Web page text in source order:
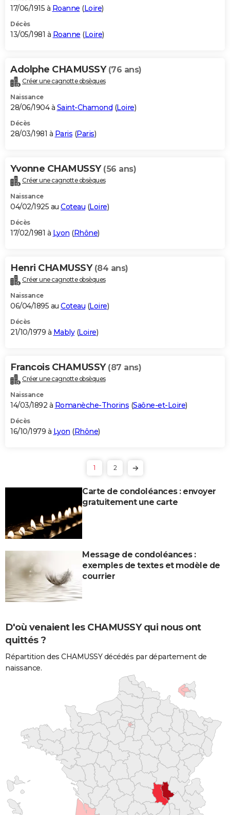
17/06/1915 à Roanne (Loire)
Décès
13/05/1981 à Roanne (Loire)
Adolphe CHAMUSSY (76 ans)
Créer une cagnotte obsèques
Naissance
28/06/1904 à Saint-Chamond (Loire)
Décès
28/03/1981 à Paris (Paris)
Yvonne CHAMUSSY (56 ans)
Créer une cagnotte obsèques
Naissance
04/02/1925 au Coteau (Loire)
Décès
17/02/1981 à Lyon (Rhône)
Henri CHAMUSSY (84 ans)
Créer une cagnotte obsèques
Naissance
06/04/1895 au Coteau (Loire)
Décès
21/10/1979 à Mably(Loire)
Francois CHAMUSSY (87 ans)
Créer une cagnotte obsèques
Naissance
14/03/1892 à Romanèche-Thorins (Saône-et-Loire)
Décès
16/10/1979 à Lyon (Rhône)
1 2
Carte de condoléances : envoyer
gratuitement une carte
Message de condoléances :
exemples de textes et modèle de
courrier
D'où venaient les CHAMUSSY qui nous ont
quittés ?
Répartition des CHAMUSSY décédés par département de
naissance.